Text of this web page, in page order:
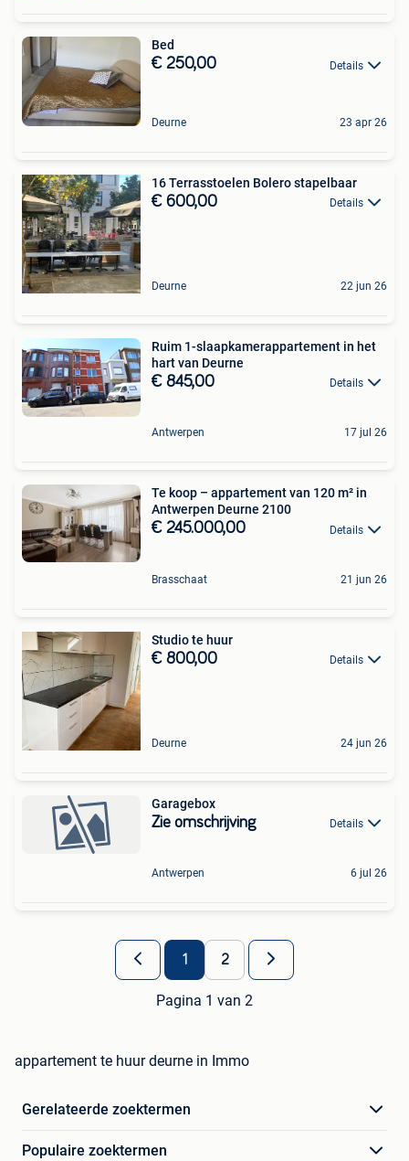
Bed
€ 250,00 Details
Deurne 23 apr 26
16 Terrasstoelen Bolero stapelbaar
€ 600,00 Details
Deurne 22 jun 26
Ruim 1-slaapkamerappartement in het
hart van Deurne
€ 845,00 Details
Antwerpen 17 jul 26
Te koop – appartement van 120 m² in
Antwerpen Deurne 2100
€ 245.000,00 Details
Brasschaat 21 jun 26
Studio te huur
€ 800,00 Details
Deurne 24 jun 26
Garagebox
Zie omschrijving Details
Antwerpen 6 jul 26
1 2
Pagina 1 van 2
appartement te huur deurne in Immo
Gerelateerde zoektermen
Populaire zoektermen